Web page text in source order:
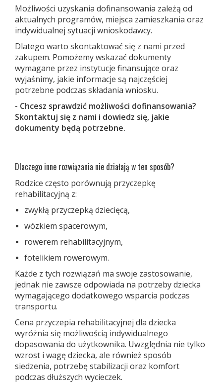
Możliwości uzyskania dofinansowania zależą od
aktualnych programów, miejsca zamieszkania oraz
indywidualnej sytuacji wnioskodawcy.
Dlatego warto skontaktować się z nami przed
zakupem. Pomożemy wskazać dokumenty
wymagane przez instytucje finansujące oraz
wyjaśnimy, jakie informacje są najczęściej
potrzebne podczas składania wniosku.
- Chcesz sprawdzić możliwości dofinansowania?
Skontaktuj się z nami i dowiedz się, jakie
dokumenty będą potrzebne.
Dlaczego inne rozwiązania nie działają w ten sposób?
Rodzice często porównują przyczepkę
rehabilitacyjną z:
zwykłą przyczepką dziecięcą,
wózkiem spacerowym,
rowerem rehabilitacyjnym,
fotelikiem rowerowym.
Każde z tych rozwiązań ma swoje zastosowanie,
jednak nie zawsze odpowiada na potrzeby dziecka
wymagającego dodatkowego wsparcia podczas
transportu.
Cena przyczepia rehabilitacyjnej dla dziecka
wyróżnia się możliwością indywidualnego
dopasowania do użytkownika. Uwzględnia nie tylko
wzrost i wagę dziecka, ale również sposób
siedzenia, potrzebę stabilizacji oraz komfort
podczas dłuższych wycieczek.